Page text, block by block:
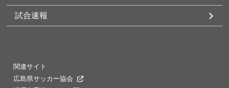
試合速報
関連サイト
広島県サッカー協会